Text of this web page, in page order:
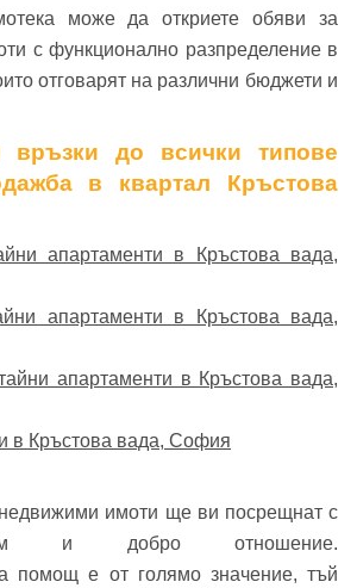
може да откриете обяви за
с функционално разпределение в
отговарят на различни бюджети и
до всички типове
в квартал Кръстова
апартаменти в Кръстова вада,
апартаменти в Кръстова вада,
апартаменти в Кръстова вада,
в Кръстова вада, София
имоти ще ви посрещнат с
и добро отношение.
помощ е от голямо значение, тъй